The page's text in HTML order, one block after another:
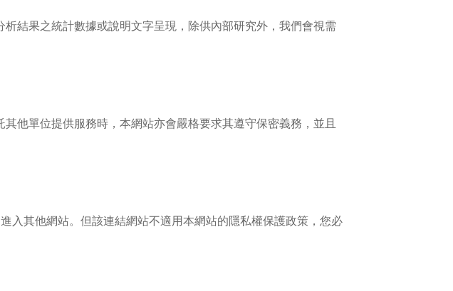
結果之統計數據或說明文字呈現，除供內部研究外，我們會視需
他單位提供服務時，本網站亦會嚴格要求其遵守保密義務，並且
入其他網站。但該連結網站不適用本網站的隱私權保護政策，您必